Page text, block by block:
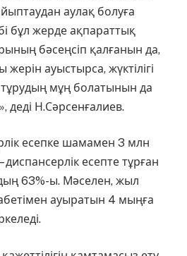
аулақ болуға
бұл жерде ақпараттық
бәсеңсіп қалғанын да,
ауыстырса, жүктілігі
мұң болатынын да
деді Н.Сәрсенғалиев.
есепке шамамен 3 млн
дис­пан­серлік есепте тұрған
63%-ы. Мәселен, жыл
ауыратын 4 мыңға